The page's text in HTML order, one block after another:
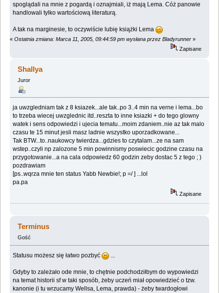
spoglądali na mnie z pogardą i oznajmiali, iż mają Lema. Cóż panowie
handlowali tylko wartościową literaturą.
A tak na marginesie, to oczywiście lubię książki Lema
« Ostatnia zmiana: Marca 11, 2005, 09:44:59 pm wysłana przez Bladyrunner »
Zapisane
Shallya
Juror
ja uwzgledniam tak z 8 ksiazek...ale tak..po 3..4 min na verne i lema...bo
to trzeba wiecej uwzglednic itd..reszta to inne ksiazki + do tego glowny
watek i sens odpowiedzi i ujecia tematu...moim zdaniem..nie az tak malo
czasu te 15 minut jesli masz ladnie wszystko uporzadkowane...
Tak BTW...to..naukowcy twierdza...gdzies to czytalam...ze na sam
wstep..czyli np zalozone 5 min powinnismy poswiecic godzine czasu na
przygotowanie...a na cala odpowiedz 60 godzin zeby dostac 5 z tego ; )
pozdrawiam
[ps..wqrza mnie ten status Yabb Newbie!; p =/ ] ...lol
pa.pa
Zapisane
Terminus
Gość
Statusu możesz się łatwo pozbyć ...
Gdyby to zależało ode mnie, to chętnie podchodziłbym do wypowiedzi
na temat historii sf w taki sposób, żeby uczeń miał opowiedzieć o tzw.
kanonie (i tu wrzucamy Wellsa, Lema, prawda) - żeby twardogłowi